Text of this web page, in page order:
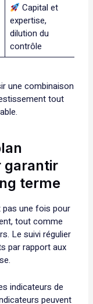
Capital et
expertise,
dilution du
contrôle
une combinaison
tout
garantir
terme
pas une fois pour
tout comme
Le suivi régulier
par rapport aux
indicateurs de
peuvent